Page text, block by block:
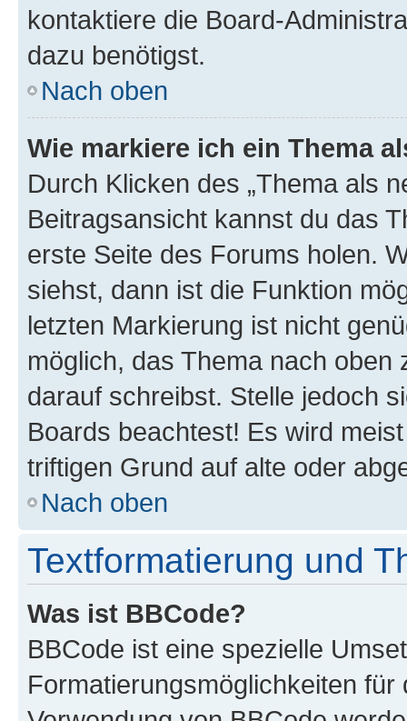
kontaktiere die Board-
dazu benötigst.
Nach oben
Wie markiere ich ein Thema
Durch Klicken des „Thema als
Beitragsansicht kannst du das
erste Seite des Forums holen.
siehst, dann ist die Funktion
letzten Markierung ist nicht
möglich, das Thema nach oben
darauf schreibst. Stelle jedoch
Boards beachtest! Es wird
triftigen Grund auf alte oder
Nach oben
Textformatierung und
Was ist BBCode?
BBCode ist eine spezielle
Formatierungsmöglichkeiten